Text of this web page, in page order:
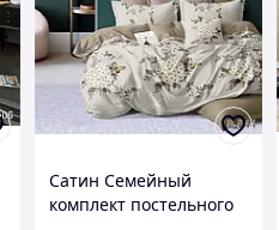
Сатин Семейный
комплект постельного